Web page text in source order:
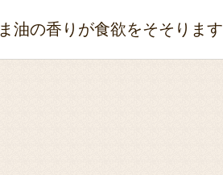
油の香りが食欲をそそります